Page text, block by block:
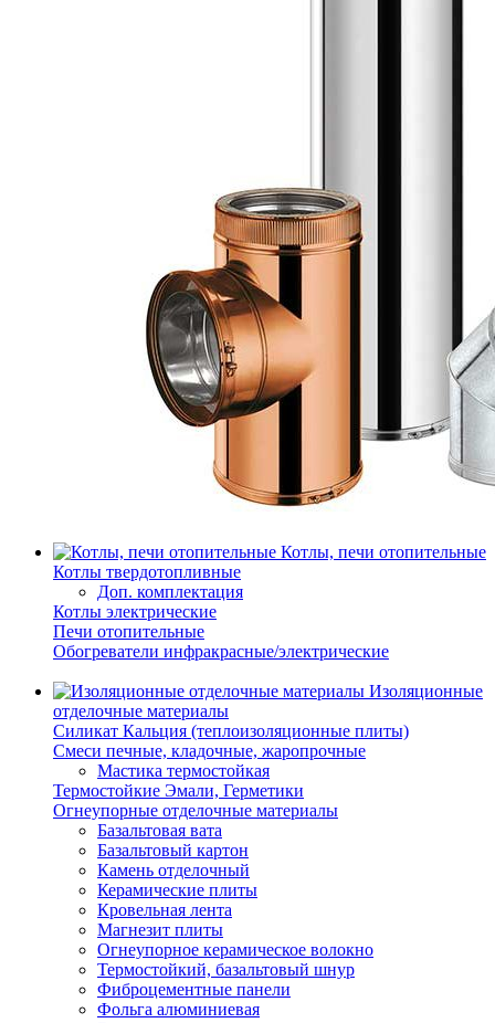
Котлы, печи отопительные
Котлы твердотопливные
Доп. комплектация
Котлы электрические
Печи отопительные
Обогреватели инфракрасные/электрические
Изоляционные
отделочные материалы
Силикат Кальция (теплоизоляционные плиты)
Смеси печные, кладочные, жаропрочные
Мастика термостойкая
Термостойкие Эмали, Герметики
Огнеупорные отделочные материалы
Базальтовая вата
Базальтовый картон
Камень отделочный
Керамические плиты
Кровельная лента
Магнезит плиты
Огнеупорное керамическое волокно
Термостойкий, базальтовый шнур
Фиброцементные панели
Фольга алюминиевая